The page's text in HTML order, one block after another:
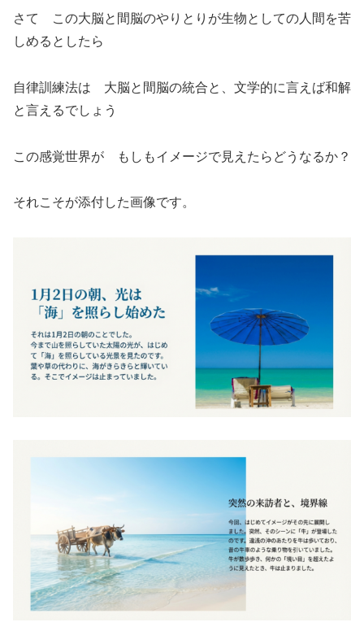
さて この大脳と間脳のやりとりが生物としての人間を苦
しめるとしたら
自律訓練法は 大脳と間脳の統合と、文学的に言えば和解
と言えるでしょう
この感覚世界が もしもイメージで見えたらどうなるか？
それこそが添付した画像です。